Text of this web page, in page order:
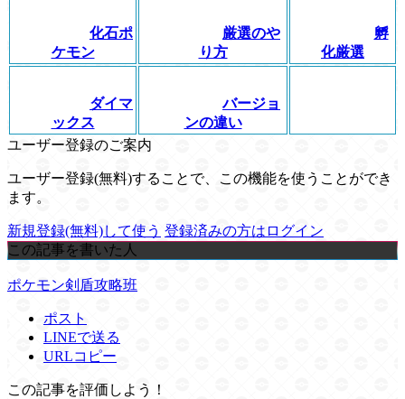
化石ポ
ケモン
厳選のや
り方
孵
化厳選
ダイマ
ックス
バージョ
ンの違い
ユーザー登録のご案内
ユーザー登録(無料)することで、この機能を使うことができ
ます。
新規登録(無料)して使う 登録済みの方はログイン
この記事を書いた人
ポケモン剣盾攻略班
ポスト
LINEで送る
URLコピー
この記事を評価しよう！